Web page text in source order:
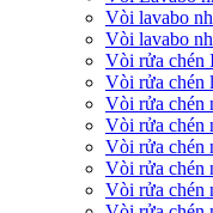
Vòi lavabo
Vòi lavabo
Vòi rửa chén
Vòi rửa chén
Vòi rửa chén
Vòi rửa chén
Vòi rửa chén
Vòi rửa chén
Vòi rửa chén